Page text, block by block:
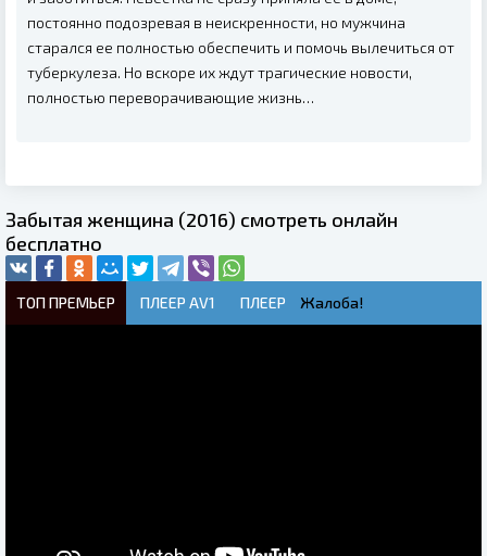
постоянно подозревая в неискренности, но мужчина
старался ее полностью обеспечить и помочь вылечиться от
туберкулеза. Но вскоре их ждут трагические новости,
полностью переворачивающие жизнь…
Забытая женщина (2016) смотреть онлайн
бесплатно
ТОП ПРЕМЬЕР ПЛЕЕР AV1 ПЛЕЕР Жалоба!